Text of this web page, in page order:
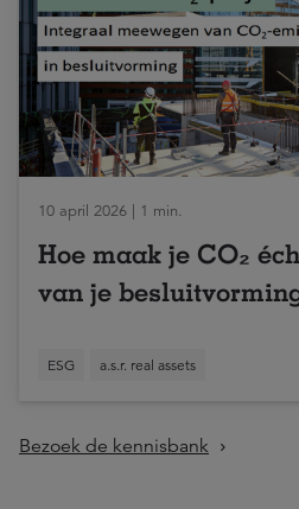
10 april 2026 | 1 min.
Hoe maak je CO₂
van je
ESG a.s.r. real assets
Bezoek de kennisbank